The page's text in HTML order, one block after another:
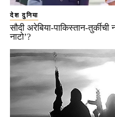
देश दुनिया
सौदी अरेबिया-पाकिस्तान-
नाटो’?